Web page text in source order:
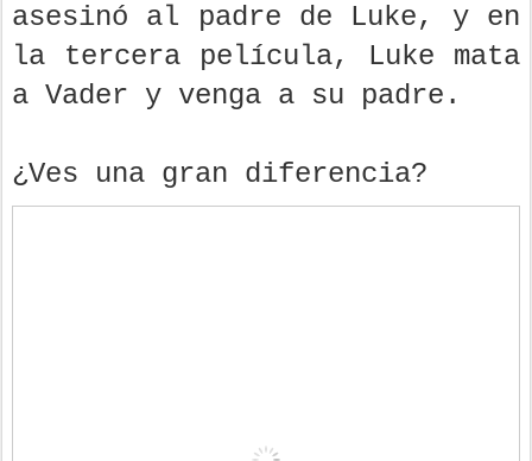
asesinó al padre de Luke, y en
la tercera película, Luke mata
a Vader y venga a su padre.
¿Ves una gran diferencia?